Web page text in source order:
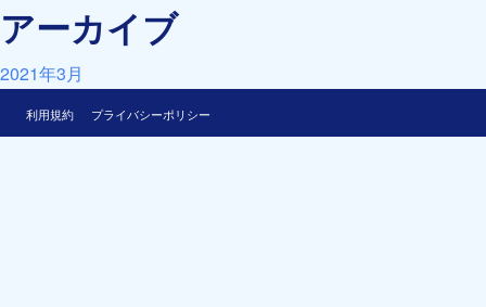
アーカイブ
2021年3月
利用規約 プライバシーポリシー